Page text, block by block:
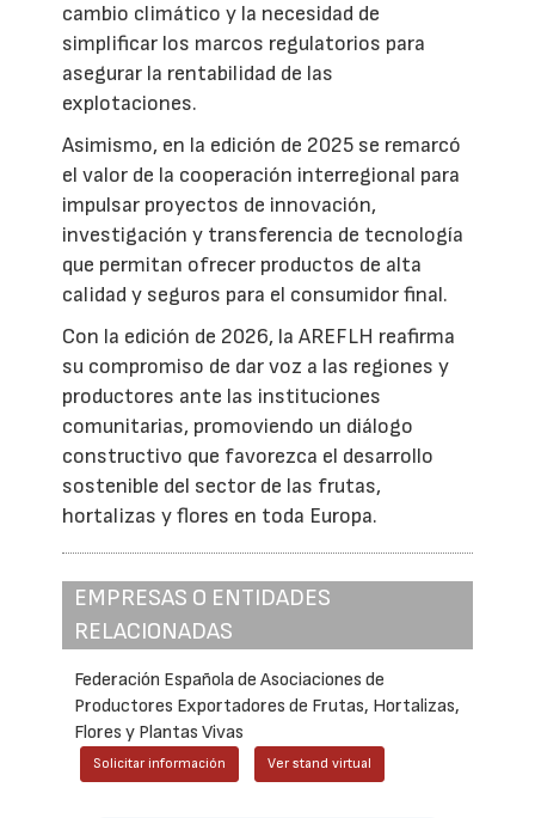
cambio climático y la necesidad de
simplificar los marcos regulatorios para
asegurar la rentabilidad de las
explotaciones.
Asimismo, en la edición de 2025 se remarcó
el valor de la cooperación interregional para
impulsar proyectos de innovación,
investigación y transferencia de tecnología
que permitan ofrecer productos de alta
calidad y seguros para el consumidor final.
Con la edición de 2026, la AREFLH reafirma
su compromiso de dar voz a las regiones y
productores ante las instituciones
comunitarias, promoviendo un diálogo
constructivo que favorezca el desarrollo
sostenible del sector de las frutas,
hortalizas y flores en toda Europa.
EMPRESAS O ENTIDADES
RELACIONADAS
Federación Española de Asociaciones de
Productores Exportadores de Frutas, Hortalizas,
Flores y Plantas Vivas
Solicitar información Ver stand virtual